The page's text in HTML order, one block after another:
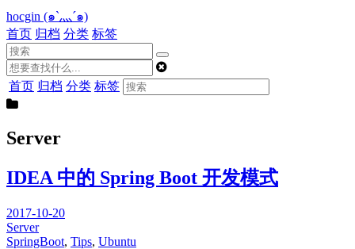
hocgin (๑`灬´๑)
首页 归档 分类 标签
首页 归档 分类 标签
Server
IDEA 中的 Spring Boot 开发模式
2017-10-20
Server
SpringBoot, Tips, Ubuntu